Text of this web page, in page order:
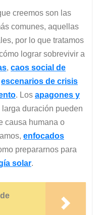
creemos son las
comunes, aquellas
por lo que tratamos
lograr sobrevivir a
, caos social de
escenarios de crisis
. Los apagones y
larga duración pueden
causa humana o
enfocados
prepararnos para
solar.